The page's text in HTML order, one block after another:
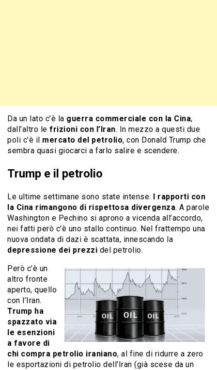
Da un lato c’è la guerra commerciale con la Cina,
dall’altro le frizioni con l’Iran. In mezzo a questi due
poli c’è il mercato del petrolio, con Donald Trump che
sembra quasi giocarci a farlo salire e scendere.
Trump e il petrolio
Le ultime settimane sono state intense.
I rapporti con
la Cina rimangono di rispettosa divergenza. A parole
Washington e Pechino si aprono a vicenda all’accordo,
nei fatti però c’è uno stallo continuo. Nel frattempo una
nuova ondata di dazi è scattata, innescando la
depressione dei prezzi del petrolio.
Però c’è un
altro fronte
aperto, quello
con l’Iran.
Trump ha
spazzato via
le esenzioni
a favore di
chi compra petrolio iraniano, al fine di ridurre a zero
le esportazioni di petrolio dell’Iran (già scese da un